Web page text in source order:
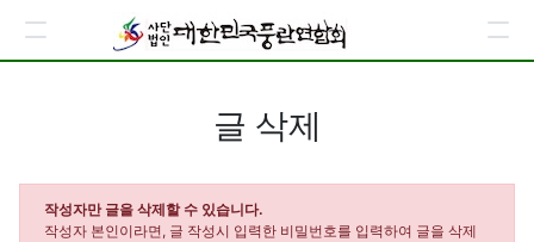
글 삭제
작성자만 글을 삭제할 수 있습니다.
작성자 본인이라면, 글 작성시 입력한 비밀번호를 입력하여 글을 삭제